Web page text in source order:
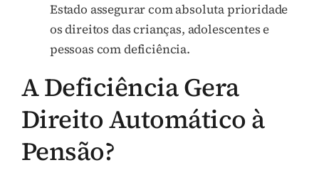
Estado assegurar com absoluta prioridade
os direitos das crianças, adolescentes e
pessoas com deficiência.
A Deficiência Gera
Direito Automático à
Pensão?